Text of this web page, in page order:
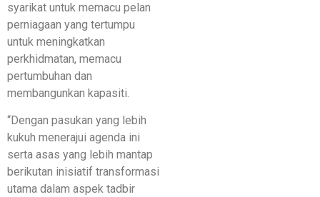
syarikat untuk memacu pelan
perniagaan yang tertumpu
untuk meningkatkan
perkhidmatan, memacu
pertumbuhan dan
membangunkan kapasiti.
“Dengan pasukan yang lebih
kukuh menerajui agenda ini
serta asas yang lebih mantap
berikutan inisiatif transformasi
utama dalam aspek tadbir